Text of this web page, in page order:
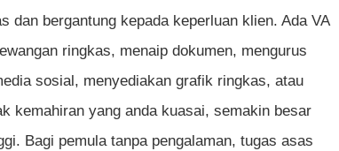
kerja virtual assistant?
tiada pengalaman?
dan bergantung kepada keperluan klien. Ada VA
ringkas, menaip dokumen, mengurus
sosial, menyediakan grafik ringkas, atau
kemahiran yang anda kuasai, semakin besar
Bagi pemula tanpa pengalaman, tugas asas